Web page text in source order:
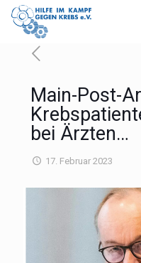
Main-Post-
bei Ärzten…
17. Februar 2023